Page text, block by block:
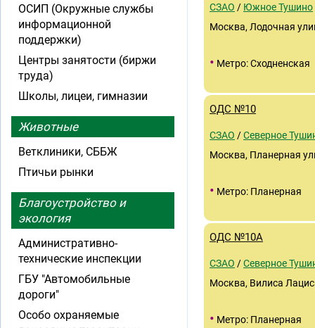
СЗАО / Южное Тушино
Москва, Лодочная
• Метро: Сходненская
ОДС №10
СЗАО /Северное
Москва, Планерная
• Метро: Планерная
ОДС №10А
СЗАО /Северное
Москва, Вилиса
• Метро: Планерная
ОСИП (Окружные службы
информационной
поддержки)
Центры занятости (биржи
труда)
Школы, лицеи, гимназии
Животные
Ветклиники, СББЖ
Птичьи рынки
Благоустройство и
экология
Административно-
технические инспекции
ГБУ "Автомобильные
дороги"
Особо охраняемые